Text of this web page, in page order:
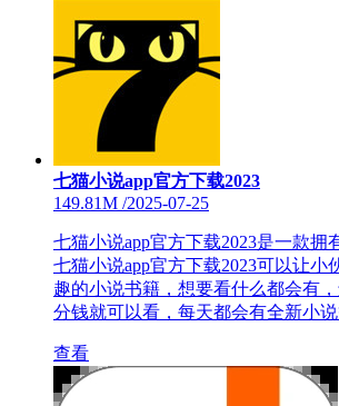
七猫小说app官方下载2023
149.81M /2025-07-25
七猫小说app官方下载2023是一款拥
七猫小说app官方下载2023可以让小
趣的小说书籍，想要看什么都会有
分钱就可以看，每天都会有全新小说
查看